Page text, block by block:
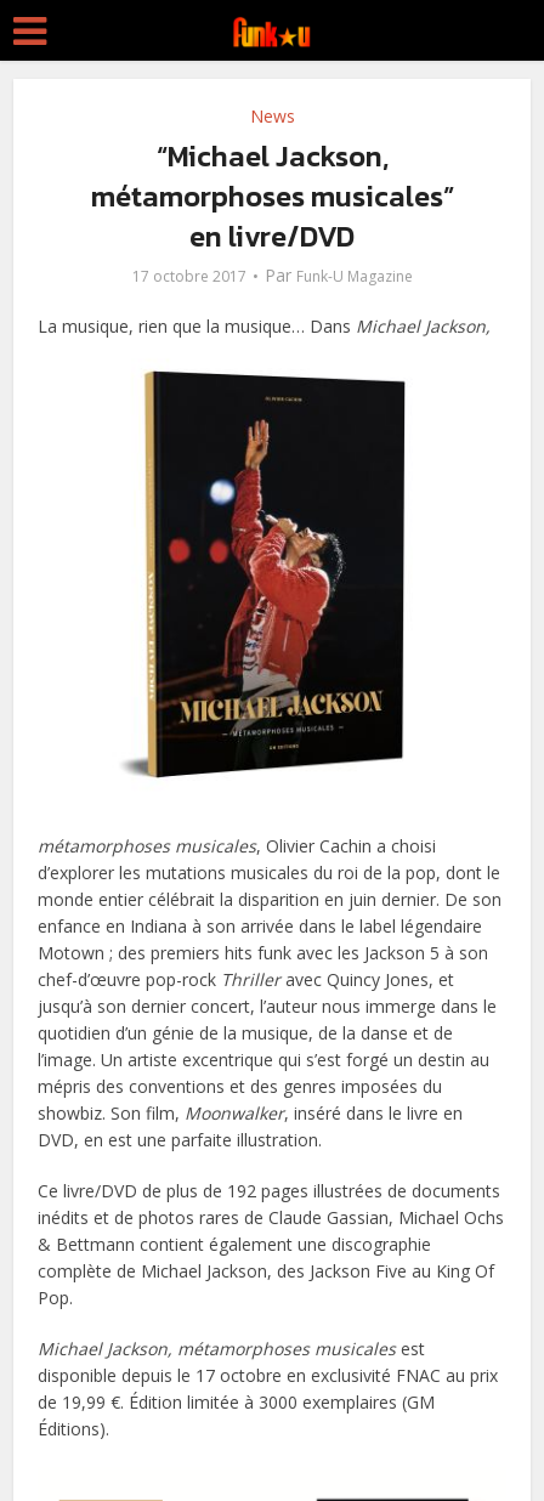
News
“Michael Jackson,
métamorphoses musicales”
en livre/DVD
17 octobre 2017 Par Funk-U Magazine
La musique, rien que la musique… Dans Michael Jackson,
métamorphoses musicales, Olivier Cachin a choisi
d’explorer les mutations musicales du roi de la pop, dont le
monde entier célébrait la disparition en juin dernier. De son
enfance en Indiana à son arrivée dans le label légendaire
Motown ; des premiers hits funk avec les Jackson 5 à son
chef-d’œuvre pop-rock Thrilleravec Quincy Jones, et
jusqu’à son dernier concert, l’auteur nous immerge dans le
quotidien d’un génie de la musique, de la danse et de
l’image. Un artiste excentrique qui s’est forgé un destin au
mépris des conventions et des genres imposées du
showbiz. Son film, Moonwalker, inséré dans le livre en
DVD, en est une parfaite illustration.
Ce livre/DVD de plus de 192 pages illustrées de documents
inédits et de photos rares de Claude Gassian, Michael Ochs
& Bettmann contient également une discographie
complète de Michael Jackson, des Jackson Five au King Of
Pop.
Michael Jackson, métamorphoses musicalesest
disponible depuis le 17 octobre en exclusivité FNAC au prix
de 19,99 €. Édition limitée à 3000 exemplaires (GM
Éditions).